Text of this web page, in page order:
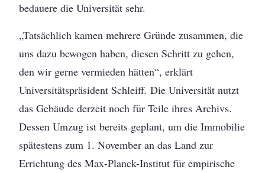
bedauere die Universität sehr.
„Tatsächlich kamen mehrere Gründe zusammen, die
uns dazu bewogen haben, diesen Schritt zu gehen,
den wir gerne vermieden hätten“, erklärt
Universitätspräsident Schleiff. Die Universität nutzt
das Gebäude derzeit noch für Teile ihres Archivs.
Dessen Umzug ist bereits geplant, um die Immobilie
spätestens zum 1. November an das Land zur
Errichtung des Max-Planck-Institut für empirische